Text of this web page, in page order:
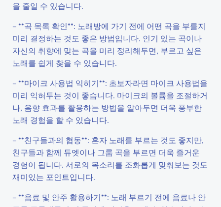
을 줄일 수 있습니다.
– **곡 목록 확인**: 노래방에 가기 전에 어떤 곡을 부를지
미리 결정하는 것도 좋은 방법입니다. 인기 있는 곡이나
자신의 취향에 맞는 곡을 미리 정리해두면, 부르고 싶은
노래를 쉽게 찾을 수 있습니다.
– **마이크 사용법 익히기**: 초보자라면 마이크 사용법을
미리 익혀두는 것이 좋습니다. 마이크의 볼륨을 조절하거
나, 음향 효과를 활용하는 방법을 알아두면 더욱 풍부한
노래 경험을 할 수 있습니다.
– **친구들과의 협동**: 혼자 노래를 부르는 것도 좋지만,
친구들과 함께 듀엣이나 그룹 곡을 부르면 더욱 즐거운
경험이 됩니다. 서로의 목소리를 조화롭게 맞춰보는 것도
재미있는 포인트입니다.
– **음료 및 안주 활용하기**: 노래 부르기 전에 음료나 안